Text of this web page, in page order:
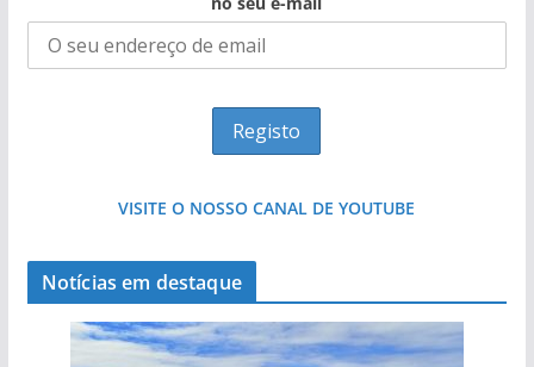
VISITE O NOSSO CANAL DE YOUTUBE
Notícias em destaque